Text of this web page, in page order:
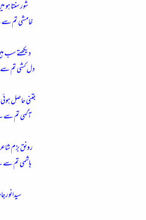
شور سنتا ہو
خامشی تم سے
دیکھتے سب
دل کشی تم سے
جتنی حاصل
آگہی تم سے
رونق بزم
ہاشمی تم سے